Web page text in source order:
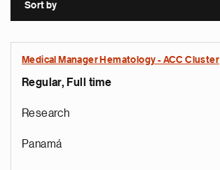
Sort by
Medical Manager Hematology - ACC Cluster
Regular, Full time
Research
Panamá